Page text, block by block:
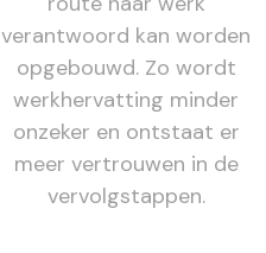
verantwoord kan worden
opgebouwd. Zo wordt
werkhervatting minder
onzeker en ontstaat er
meer vertrouwen in de
vervolgstappen.